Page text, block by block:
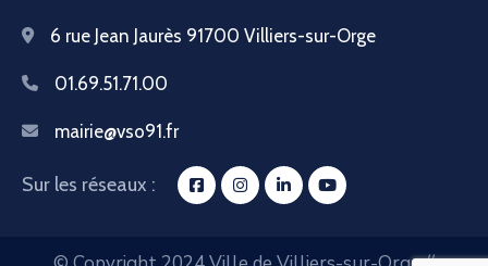
6 rue Jean Jaurès 91700 Villiers-sur-Orge
01.69.51.71.00
mairie@vso91.fr
Sur les réseaux :